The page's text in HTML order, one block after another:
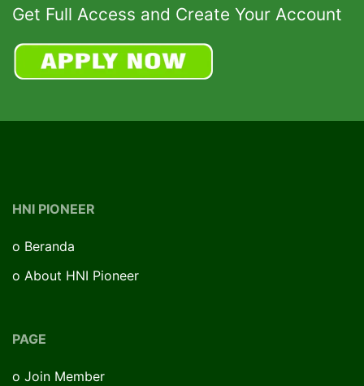
Get Full Access and Create Your Account
HNI PIONEER
o Beranda
o About HNI Pioneer
PAGE
o Join Member